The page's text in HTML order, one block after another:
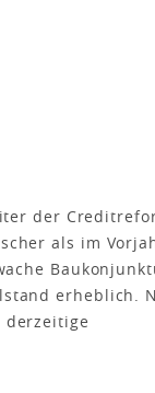
der
als im
erheblich.